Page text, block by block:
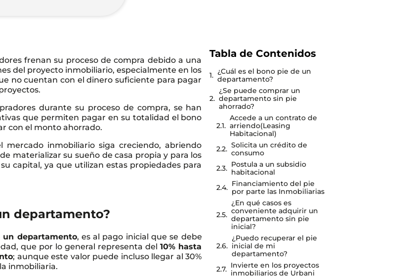
frenan su proceso de compra debido a una
del proyecto inmobiliario, especialmente en los
no cuentan con el dinero suficiente para pagar
durante su proceso de compra, se han
que permiten pagar en su totalidad el bono
con el monto ahorrado.
inmobiliario siga creciendo, abriendo
materializar su sueño de casa propia y para los
capital, ya que utilizan estas propiedades para
departamento?
un departamento, es al pago inicial que se debe
que por lo general representa del10% hasta
; aunque este valor puede incluso llegar al 30%
inmobiliaria.
Tabla de Contenidos
¿Cuál es el bono pie de un
departamento?
¿Se puede comprar un
departamento sin pie
ahorrado?
Accede a un contrato de
arriendo(Leasing
Habitacional)
Solicita un crédito de
consumo
Postula a un subsidio
habitacional
Financiamiento del pie
por parte las Inmobiliarias
¿En qué casos es
conveniente adquirir un
departamento sin pie
inicial?
¿Puedo recuperar el pie
inicial de mi
departamento?
Invierte en los proyectos
inmobiliarios de Urbani